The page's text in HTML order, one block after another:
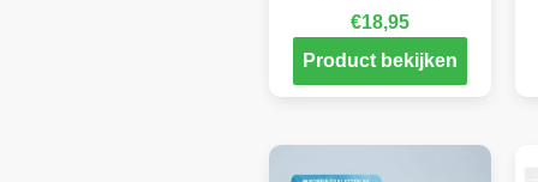
€18,95
Product bekijken